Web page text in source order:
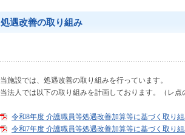
処遇改善の取り組み
当施設では、処遇改善の取り組みを行っています。
当法人では以下の取り組みを計画しております。（レ点
令和8年度 介護職員等処遇改善加算等に基づく取り
令和7年度 介護職員等処遇改善加算等に基づく取り